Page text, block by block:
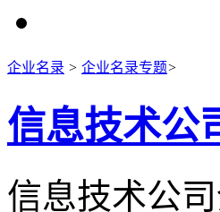
企业名录 > 企业名录专题>
信息技术公
信息技术公